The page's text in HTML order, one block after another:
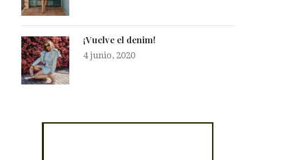
¡Vuelve el denim!
4 junio, 2020